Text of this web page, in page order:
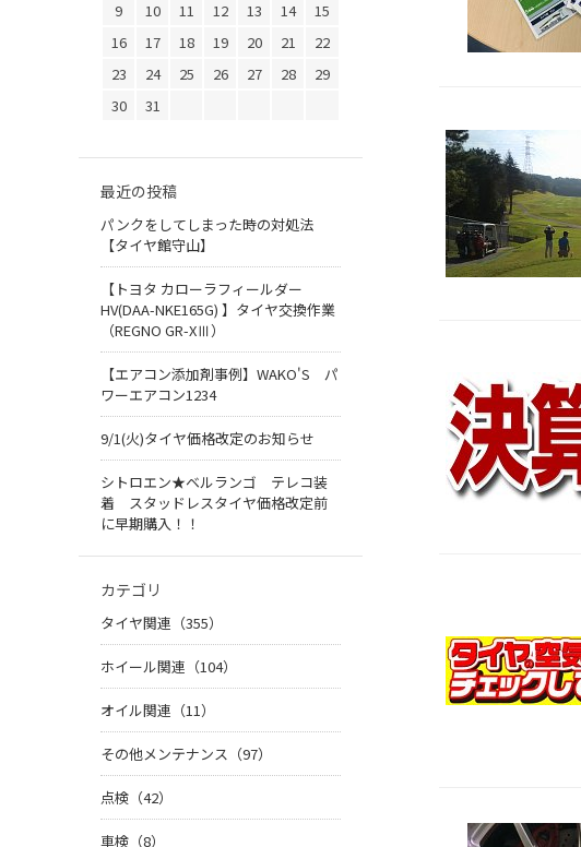
9
10 11 12 13 14
15
16
17 18 19 20 21
22
23
24 25 26 27 28
29
30
31
最近の投稿
パンクをしてしまった時の対処法
【タイヤ館守山】
【トヨタ カローラフィールダー
HV(DAA-NKE165G) 】タイヤ交換作業
（REGNO GR-XⅢ）
【エアコン添加剤事例】WAKO'S パ
ワーエアコン1234
9/1(火)タイヤ価格改定のお知らせ
シトロエン★ベルランゴ テレコ装
着 スタッドレスタイヤ価格改定前
に早期購入！！
カテゴリ
タイヤ関連（355）
ホイール関連（104）
オイル関連（11）
その他メンテナンス（97）
点検（42）
車検（8）